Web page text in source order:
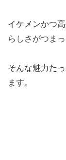
イケメンかつ
らしさがつまっ
そんな魅力た
ます。